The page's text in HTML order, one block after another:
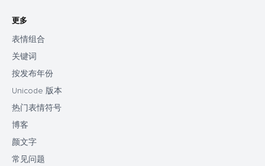
更多
表情组合
关键词
按发布年份
Unicode 版本
热门表情符号
博客
颜文字
常见问题